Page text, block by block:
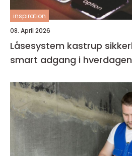
inspiration
08. April 2026
Låsesystem kastrup sikkerhed, tryghed og
smart adgang i hverdagen